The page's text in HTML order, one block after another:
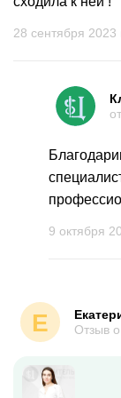
28 сентября 2023
9 октября
Е
Отзыв